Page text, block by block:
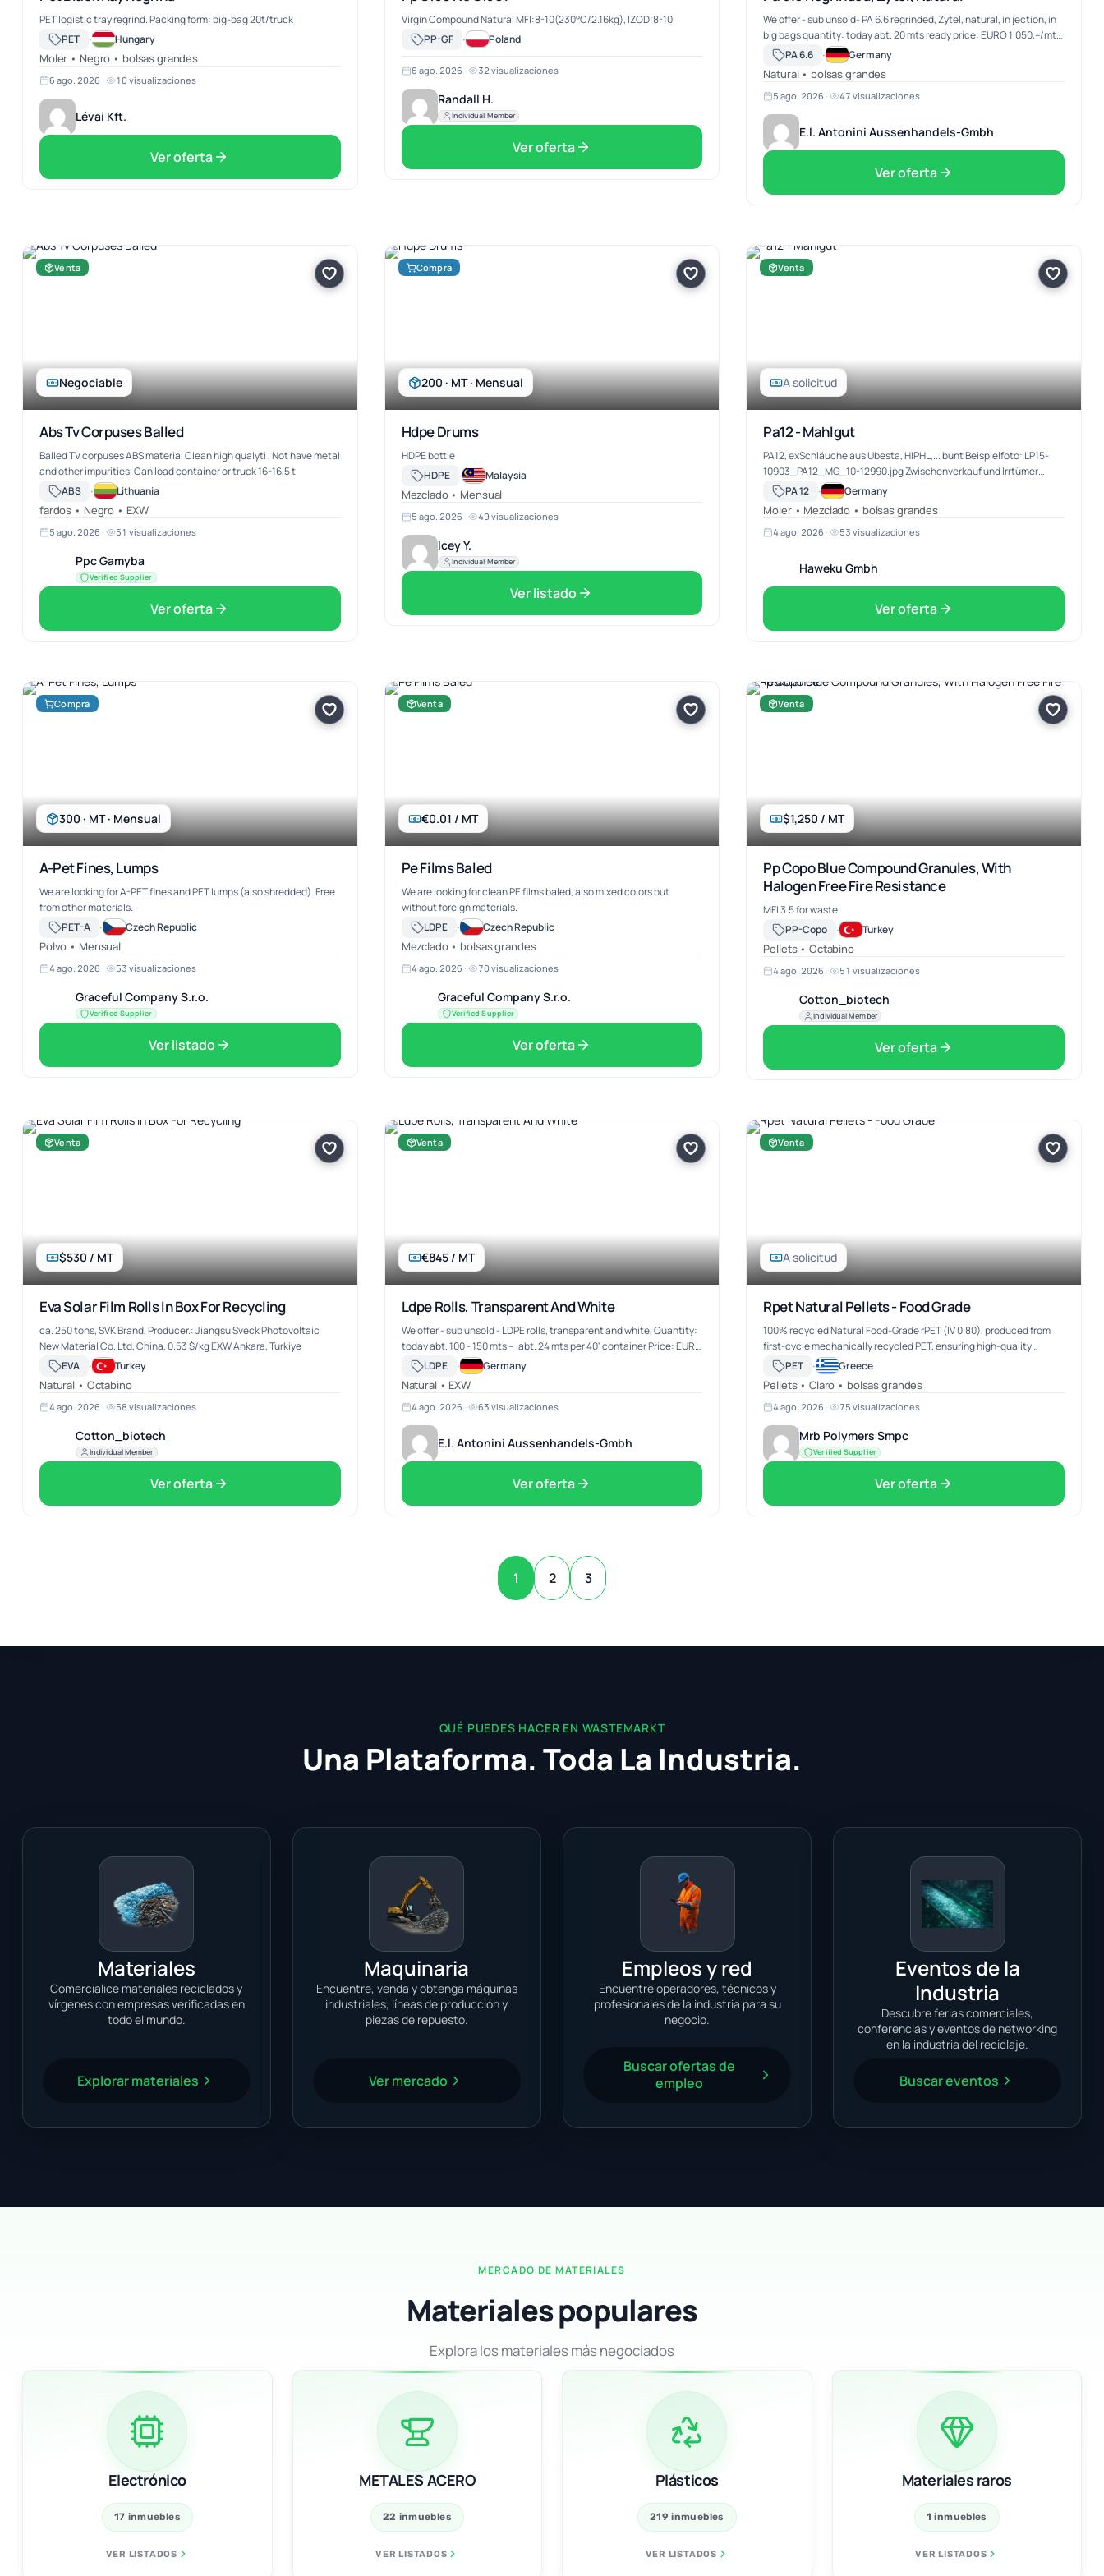
PET logistic tray regrind. Packing form: big-bag 20t/truck
PET
· Hungary
Moler • Negro • bolsas grandes
6 ago. 2026 · 10 visualizaciones
Lévai Kft.
Ver oferta
Virgin Compound Natural MFl:8-10(230°C/2.16kg), IZOD:8-10
PP-GF
· Poland
6 ago. 2026 · 32 visualizaciones
Randall H.
Individual Member
Ver oferta
We offer - sub unsold- PA 6.6 regrinded, Zytel, natural, in jection, in
big bags quantity: today abt. 20 mts ready price: EURO 1.050,--/mt
ex works North Germany negotiable
PA 6.6 · Germany
Natural • bolsas grandes
5 ago. 2026 · 47 visualizaciones
E.l. Antonini Aussenhandels-Gmbh
Ver oferta
Negociable
Venta
Abs Tv Corpuses Balled
Balled TV corpuses ABS material Clean high qualyti , Not have metal
and other impurities. Can load container or truck 16-16,5 t
ABS
· Lithuania
fardos • Negro • EXW
5 ago. 2026 · 51 visualizaciones
Ppc Gamyba
Verified Supplier
Ver oferta
200 · MT · Mensual
Compra
Hdpe Drums
HDPE bottle
HDPE
· Malaysia
Mezclado • Mensual
5 ago. 2026 · 49 visualizaciones
Icey Y.
Individual Member
Ver listado
A solicitud
Venta
Pa12 - Mahlgut
PA12, exSchläuche aus Ubesta, HIPHL,... bunt Beispielfoto: LP15-
10903_PA12_MG_10-12990.jpg Zwischenverkauf und Irrtümer
immer vorbehalten. Preis / Menge: VB KG EXW-Neulehe, sofern
nicht in der Me…
PA 12 · Germany
Moler • Mezclado • bolsas grandes
4 ago. 2026 · 53 visualizaciones
Haweku Gmbh
Ver oferta
300 · MT · Mensual
Compra
A-Pet Fines, Lumps
We are looking for A-PET fines and PET lumps (also shredded). Free
from other materials.
PET-A
· Czech Republic
Polvo • Mensual
4 ago. 2026 · 53 visualizaciones
Graceful Company S.r.o.
Verified Supplier
Ver listado
€0.01 / MT
Venta
Pe Films Baled
We are looking for clean PE films baled, also mixed colors but
without foreign materials.
LDPE
· Czech Republic
Mezclado • bolsas grandes
4 ago. 2026 · 70 visualizaciones
Graceful Company S.r.o.
Verified Supplier
Ver oferta
$1,250 / MT
Venta
Pp Copo Blue Compound Granules, With
Halogen Free Fire Resistance
MFI 3.5 for waste
PP-Copo
· Turkey
Pellets • Octabino
4 ago. 2026 · 51 visualizaciones
Cotton_biotech
Individual Member
Ver oferta
$530 / MT
Venta
Eva Solar Film Rolls In Box For Recycling
ca. 250 tons, SVK Brand, Producer.: Jiangsu Sveck Photovoltaic
New Material Co. Ltd, China, 0.53 $/kg EXW Ankara, Turkiye
EVA
· Turkey
Natural • Octabino
4 ago. 2026 · 58 visualizaciones
Cotton_biotech
Individual Member
Ver oferta
€845 / MT
Venta
Ldpe Rolls, Transparent And White
We offer - sub unsold - LDPE rolls, transparent and white, Quantity:
today abt. 100 - 150 mts -- abt. 24 mts per 40' container Price: EURO
845,--/mt ex works
LDPE · Germany
Natural • EXW
4 ago. 2026 · 63 visualizaciones
E.l. Antonini Aussenhandels-Gmbh
Ver oferta
A solicitud
Venta
Rpet Natural Pellets - Food Grade
100% recycled Natural Food-Grade rPET (IV 0.80), produced from
first-cycle mechanically recycled PET, ensuring high-quality
recycled material suitable for food-contact applications. Origin:
Turkey, o…
PET · Greece
Pellets • Claro • bolsas grandes
4 ago. 2026 · 75 visualizaciones
Mrb Polymers Smpc
Verified Supplier
Ver oferta
1 2 3
QUÉ PUEDES HACER EN WASTEMARKT
Una Plataforma. Toda La Industria.
Materiales
Comercialice materiales reciclados y
vírgenes con empresas verificadas en
todo el mundo.
Explorar materiales
Maquinaria
Encuentre, venda y obtenga máquinas
industriales, líneas de producción y
piezas de repuesto.
Ver mercado
Empleos y red
Encuentre operadores, técnicos y
profesionales de la industria para su
negocio.
Buscar ofertas de
empleo
Eventos de la
Industria
Descubre ferias comerciales,
conferencias y eventos de networking
en la industria del reciclaje.
Buscar eventos
MERCADO DE MATERIALES
Materiales populares
Explora los materiales más negociados
Electrónico
17 inmuebles
VER LISTADOS
METALES ACERO
22 inmuebles
VER LISTADOS
Plásticos
219 inmuebles
VER LISTADOS
Materiales raros
1 inmuebles
VER LISTADOS